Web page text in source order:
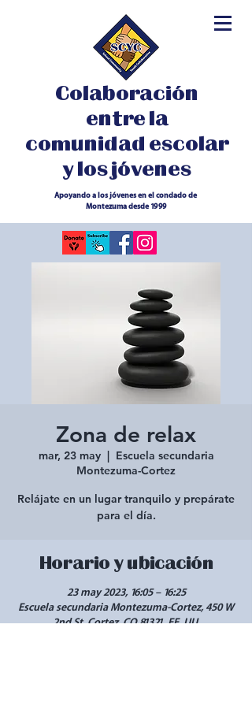
Colaboración
entre la
comunidad escolar
y los jóvenes
Apoyando a los jóvenes en el condado de
Montezuma desde 1999
Zona de relax
mar, 23 may
  |
Escuela secundaria
Montezuma-Cortez
Relájate en un lugar tranquilo y prepárate
para el día.
Horario y ubicación
23 may 2023, 16:05 – 16:25
Escuela secundaria Montezuma-Cortez, 450 W
2nd St, Cortez, CO 81321, EE. UU.